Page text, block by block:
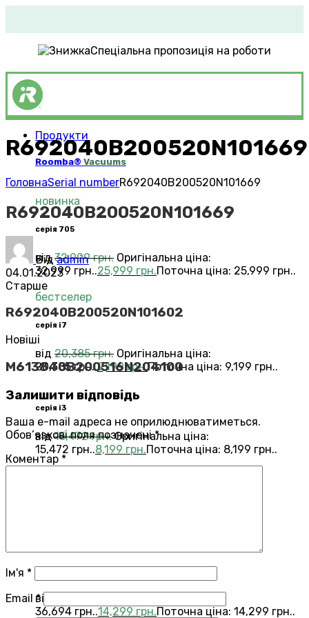
Спеціальна пропозиція на роботи
Продукти
Roomba® Vacuums
новинка
серія 705
від32,999грн. Оригінальна ціна:
32,999 грн..25,999 грн.Поточна ціна: 25,999 грн..
бестселер
серія i7
від 20,385грн. Оригінальна ціна:
20,385 грн..9,199 грн.Поточна ціна: 9,199 грн..
серія i3
від15,472грн. Оригінальна ціна:
15,472 грн..8,199 грн.Поточна ціна: 8,199 грн..
від
36,694 грн..14,299 грн.Поточна ціна: 14,299 грн..
R692040B200520N101669
ГоловнаSerial numberR692040B200520N101669
R692040B200520N101669
Відadmin
04.01.2023
Старше
R692040B200520N101602
Новіші
M613840B200516N204100
Залишити відповідь
Ваша e-mail адреса не оприлюднюватиметься.
Обов’язкові поля позначені*
Коментар *
Ім'я *
Email *